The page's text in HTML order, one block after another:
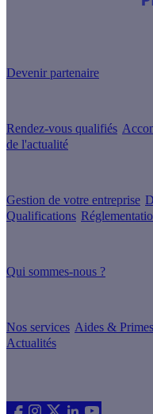
Devenir partenaire
Rendez-vous qualifiés
de l'actualité
Gestion de votre entreprise
Qualifications
Qui sommes-nous ?
Nos services Aides & Primes
Actualités